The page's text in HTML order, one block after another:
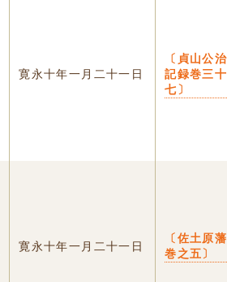
寛永十年一月二十一日
〔貞山公
記録巻三十
七〕
寛永十年一月二十一日
〔佐土原
巻之五〕